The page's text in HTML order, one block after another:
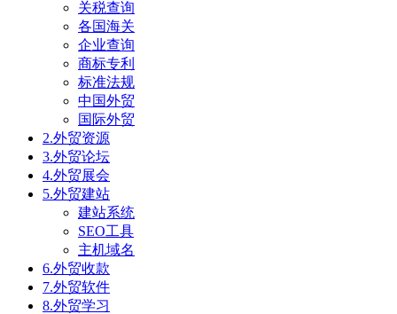
关税查询
各国海关
企业查询
商标专利
标准法规
中国外贸
国际外贸
2.外贸资源
3.外贸论坛
4.外贸展会
5.外贸建站
建站系统
SEO工具
主机域名
6.外贸收款
7.外贸软件
8.外贸学习